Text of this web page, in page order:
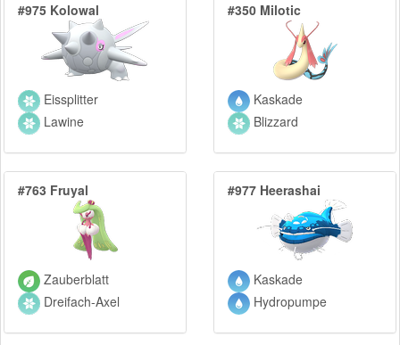
#975 Kolowal
Eissplitter
Lawine
#350 Milotic
Kaskade
Blizzard
#763 Fruyal
Zauberblatt
Dreifach-Axel
#977 Heerashai
Kaskade
Hydropumpe